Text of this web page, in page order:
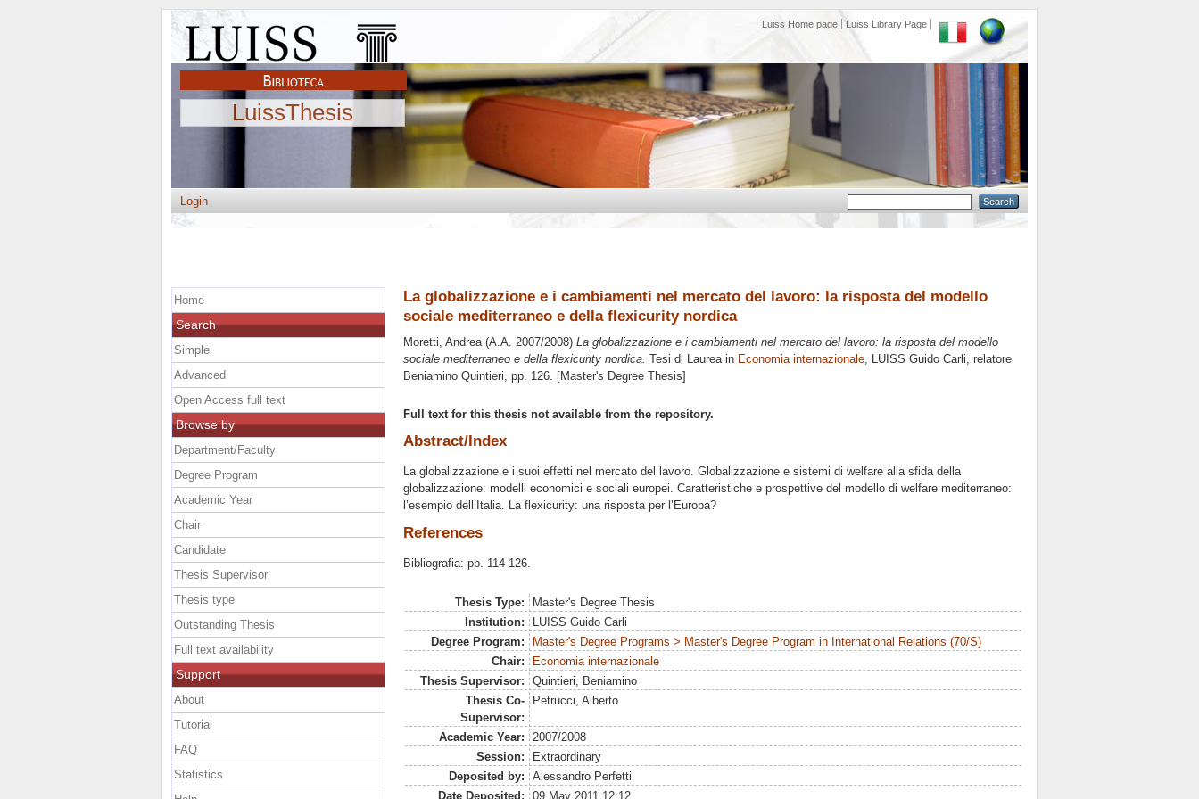
Luiss Home page Luiss Library Page
LuissThesis
Login
La globalizzazione e i cambiamenti nel mercato del lavoro: la risposta del modello
sociale mediterraneo e della flexicurity nordica
Moretti, Andrea(A.A. 2007/2008) La globalizzazione e i cambiamenti nel mercato del lavoro: la risposta del modello
sociale mediterraneo e della flexicurity nordica. Tesi di Laurea in Economia internazionale, LUISS Guido Carli, relatore
Beniamino Quintieri, pp. 126. [Master's Degree Thesis]
Full text for this thesis not available from the repository.
Abstract/Index
La globalizzazione e i suoi effetti nel mercato del lavoro. Globalizzazione e sistemi di welfare alla sfida della
globalizzazione: modelli economici e sociali europei. Caratteristiche e prospettive del modello di welfare mediterraneo:
l’esempio dell’Italia. La flexicurity: una risposta per l’Europa?
References
Bibliografia: pp. 114-126.
Thesis Type:
Master's Degree Thesis
Institution:
LUISS Guido Carli
Degree Program:
Master's Degree Programs > Master's Degree Program in International Relations (70/S)
Chair:
Economia internazionale
Thesis Supervisor:
Quintieri, Beniamino
Thesis Co-
Supervisor:
Petrucci, Alberto
Academic Year:
2007/2008
Session:
Extraordinary
Deposited by:
Alessandro Perfetti
Date Deposited:
09 May 2011 12:12
Home
Search
Simple
Advanced
Open Access full text
Browse by
Department/Faculty
Degree Program
Academic Year
Chair
Candidate
Thesis Supervisor
Thesis type
Outstanding Thesis
Full text availability
Support
About
Tutorial
FAQ
Statistics